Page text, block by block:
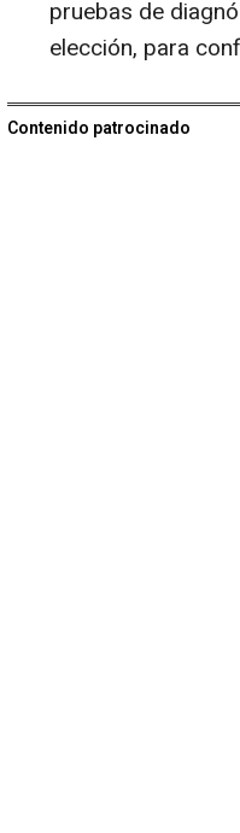
pruebas de
elección, para
Contenido patrocinado